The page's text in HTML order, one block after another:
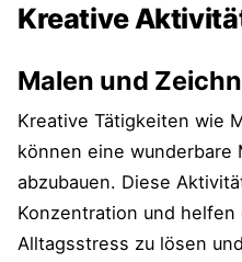
Kreative
Malen und
Kreative Tätigkeiten wie
können eine wunderbare
abzubauen. Diese
Konzentration und helfen
Alltagsstress zu lösen